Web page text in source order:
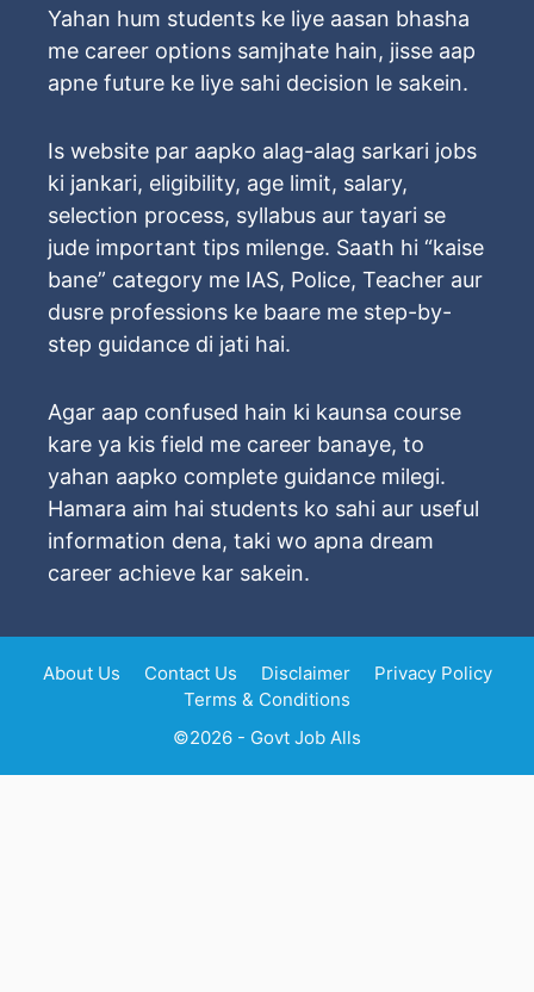
Yahan hum students ke liye aasan bhasha
me career options samjhate hain, jisse aap
apne future ke liye sahi decision le sakein.
Is website par aapko alag-alag sarkari jobs
ki jankari, eligibility, age limit, salary,
selection process, syllabus aur tayari se
jude important tips milenge. Saath hi “kaise
bane” category me IAS, Police, Teacher aur
dusre professions ke baare me step-by-
step guidance di jati hai.
Agar aap confused hain ki kaunsa course
kare ya kis field me career banaye, to
yahan aapko complete guidance milegi.
Hamara aim hai students ko sahi aur useful
information dena, taki wo apna dream
career achieve kar sakein.
About Us Contact Us Disclaimer
Privacy Policy
Terms & Conditions
©2026 - Govt Job Alls